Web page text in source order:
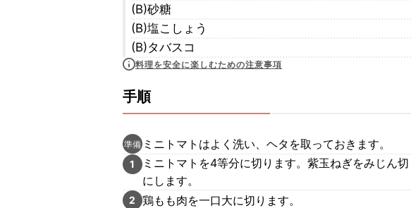
(B)砂糖
(B)塩こしょう
(B)タバスコ
料理を安全に楽しむための注意事項
手順
準備 ミニトマトはよく洗い、ヘタを取っておきます。
1
ミニトマトを4等分に切ります。紫玉ねぎをみじん
にします。
2 鶏もも肉を一口大に切ります。